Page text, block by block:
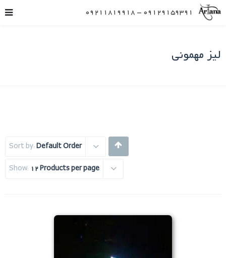
لیز مهمونی
Sort by:Default Order
Show: 12 Products per page
09129159391 – 09211819918